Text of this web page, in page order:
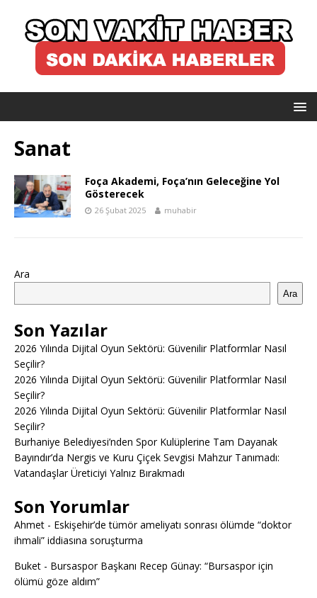
Sanat
Foça Akademi, Foça’nın Geleceğine Yol
Gösterecek
26 Şubat 2025 muhabir
Ara
Ara
Son Yazılar
2026 Yılında Dijital Oyun Sektörü: Güvenilir Platformlar Nasıl
Seçilir?
2026 Yılında Dijital Oyun Sektörü: Güvenilir Platformlar Nasıl
Seçilir?
2026 Yılında Dijital Oyun Sektörü: Güvenilir Platformlar Nasıl
Seçilir?
Burhaniye Belediyesi’nden Spor Kulüplerine Tam Dayanak
Bayındır’da Nergis ve Kuru Çiçek Sevgisi Mahzur Tanımadı:
Vatandaşlar Üreticiyi Yalnız Bırakmadı
Son Yorumlar
Ahmet - Eskişehir’de tümör ameliyatı sonrası ölümde “doktor
ihmali” iddiasına soruşturma
Buket - Bursaspor Başkanı Recep Günay: “Bursaspor için
ölümü göze aldım”